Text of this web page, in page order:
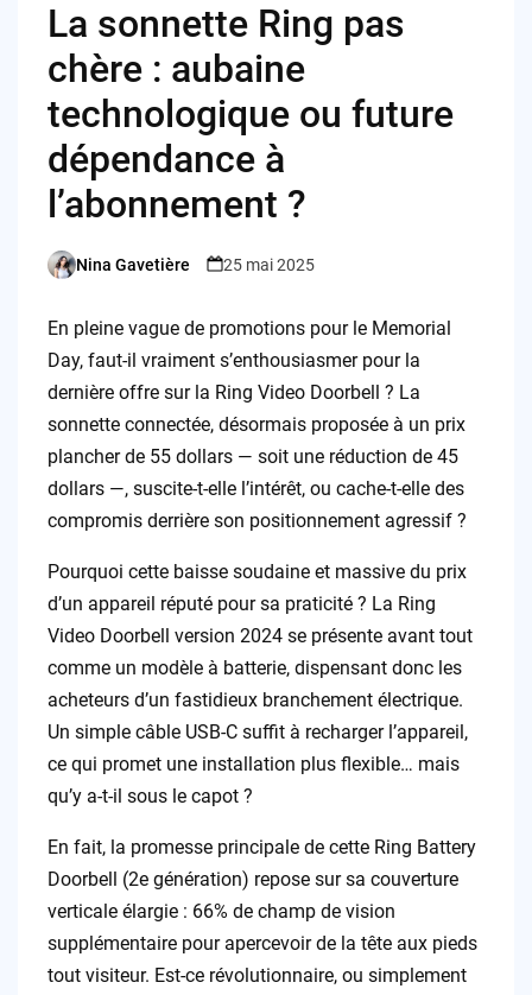
La sonnette Ring pas
chère : aubaine
technologique ou future
dépendance à
l’abonnement ?
Posted
Nina Gavetière 25 mai 2025
En pleine vague de promotions pour le Memorial
Day, faut-il vraiment s’enthousiasmer pour la
dernière offre sur la Ring Video Doorbell ? La
sonnette connectée, désormais proposée à un prix
plancher de 55 dollars — soit une réduction de 45
dollars —, suscite-t-elle l’intérêt, ou cache-t-elle des
compromis derrière son positionnement agressif ?
Pourquoi cette baisse soudaine et massive du prix
d’un appareil réputé pour sa praticité ? La Ring
Video Doorbell version 2024 se présente avant tout
comme un modèle à batterie, dispensant donc les
acheteurs d’un fastidieux branchement électrique.
Un simple câble USB-C suffit à recharger l’appareil,
ce qui promet une installation plus flexible… mais
qu’y a-t-il sous le capot ?
En fait, la promesse principale de cette Ring Battery
Doorbell (2e génération) repose sur sa couverture
verticale élargie : 66% de champ de vision
supplémentaire pour apercevoir de la tête aux pieds
tout visiteur. Est-ce révolutionnaire, ou simplement